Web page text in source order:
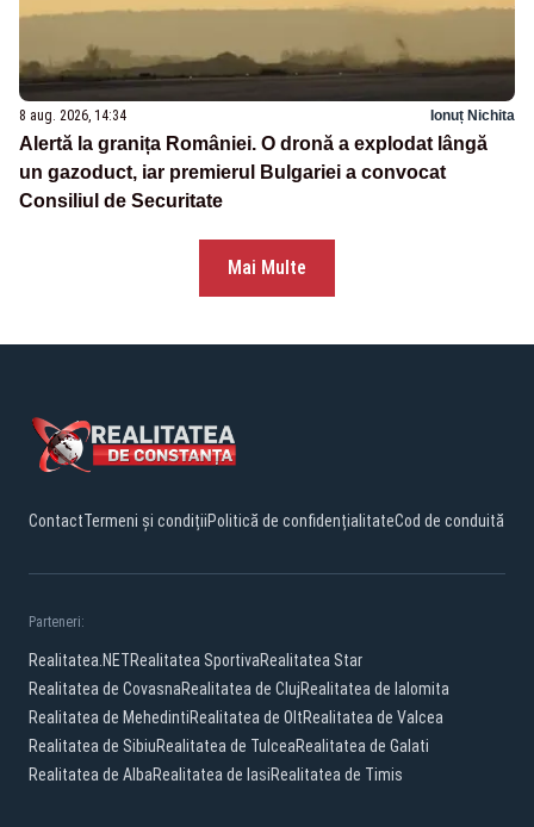
8 aug. 2026, 14:34 Ionuț Nichita
Alertă la granița României. O dronă a explodat lângă
un gazoduct, iar premierul Bulgariei a convocat
Consiliul de Securitate
Mai Multe
ContactTermeni și condițiiPolitică de confidențialitateCod de conduită
Parteneri:
Realitatea.NETRealitatea SportivaRealitatea Star
Realitatea de CovasnaRealitatea de ClujRealitatea de Ialomita
Realitatea de MehedintiRealitatea de OltRealitatea de Valcea
Realitatea de SibiuRealitatea de TulceaRealitatea de Galati
Realitatea de AlbaRealitatea de IasiRealitatea de Timis